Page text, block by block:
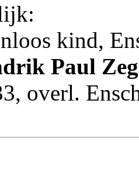
kind,
Paul
overl.